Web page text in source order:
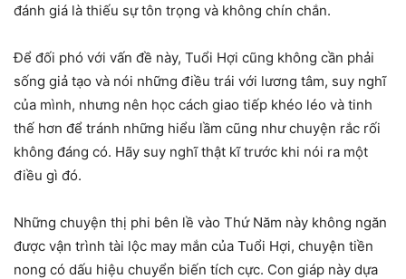
đánh giá là thiếu sự tôn trọng và không chín chắn.
Để đối phó với vấn đề này, Tuổi Hợi cũng không cần phải
sống giả tạo và nói những điều trái với lương tâm, suy nghĩ
của mình, nhưng nên học cách giao tiếp khéo léo và tinh
thế hơn để tránh những hiểu lầm cũng như chuyện rắc rối
không đáng có. Hãy suy nghĩ thật kĩ trước khi nói ra một
điều gì đó.
Những chuyện thị phi bên lề vào Thứ Năm này không ngăn
được vận trình tài lộc may mắn của Tuổi Hợi, chuyện tiền
nong có dấu hiệu chuyển biến tích cực. Con giáp này dựa